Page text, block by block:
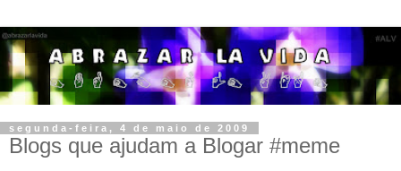
segunda-feira, 4 de maio de 2009
Blogs que ajudam a Blogar #meme